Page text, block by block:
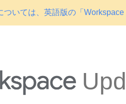
ついては、英語版の「Workspace